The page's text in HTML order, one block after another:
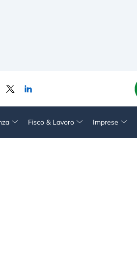
Fisco & Lavoro Imprese